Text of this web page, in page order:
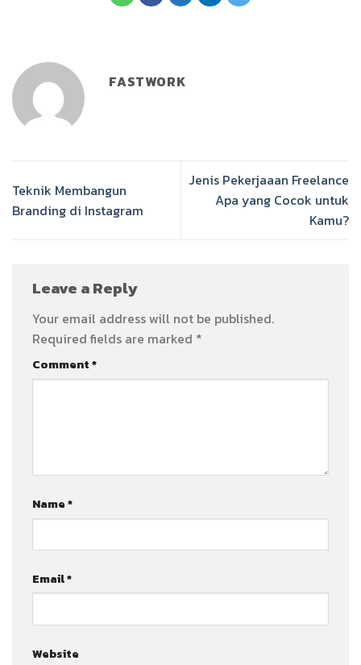
FASTWORK
Teknik Membangun
Branding di Instagram
Jenis Pekerjaaan Freelance
Apa yang Cocok untuk
Kamu?
Leave a Reply
Your email address will not be published.
Required fields are marked *
Comment*
Name*
Email*
Website